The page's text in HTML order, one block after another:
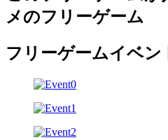
メのフリーゲーム
フリーゲームイベン